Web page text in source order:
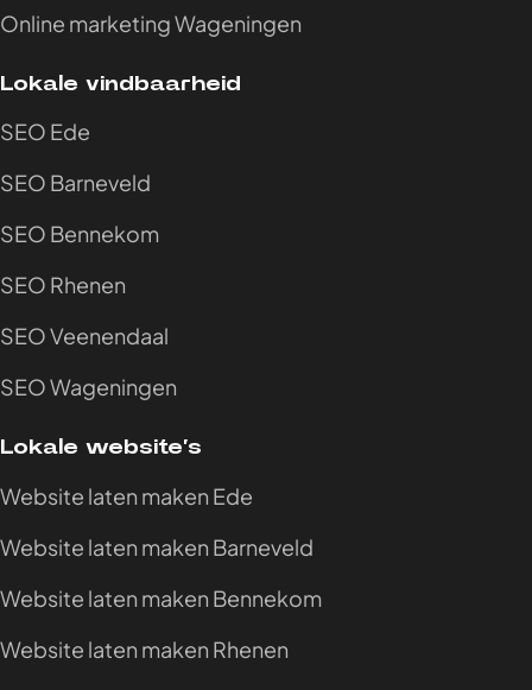
Online marketing Wageningen
Lokale vindbaarheid
SEO Ede
SEO Barneveld
SEO Bennekom
SEO Rhenen
SEO Veenendaal
SEO Wageningen
Lokale website’s
Website laten maken Ede
Website laten maken Barneveld
Website laten maken Bennekom
Website laten maken Rhenen